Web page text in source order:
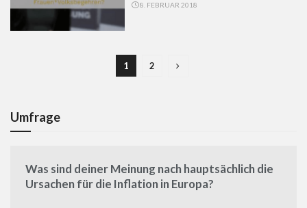
8. FEBRUAR 2018
1 2
Umfrage
Was sind deiner Meinung nach hauptsächlich die
Ursachen für die Inflation in Europa?